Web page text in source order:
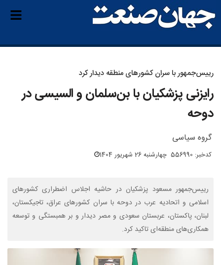
رییس‌جمهور با سران کشورهای منطقه دیدار کرد
رایزنی پزشکیان با بن‌سلمان و السیسی در
دوحه
گروه سیاسی
کدخبر: 556990 چهارشنبه 26 شهریور 1404
رییس‌جمهور مسعود پزشکیان در حاشیه اجلاس اضطراری کشورهای
اسلامی و اتحادیه عرب در دوحه با سران کشورهای عراق، تاجیکستان،
لبنان، پاکستان، عربستان سعودی و مصر دیدار و بر همبستگی و توسعه
همکاری‌های منطقه‌ای تاکید کرد.